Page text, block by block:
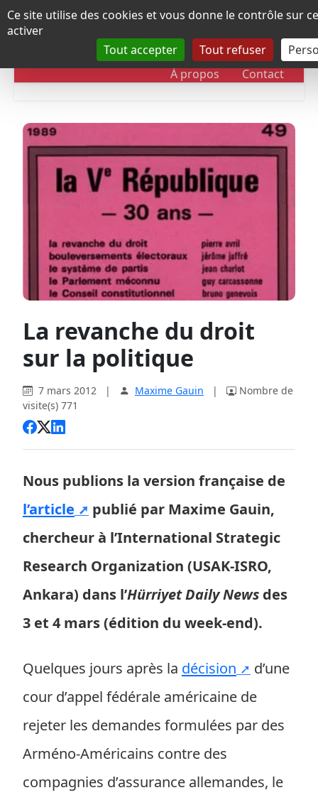
Panneau de gestion des cookies
Ce site utilise des cookies et vous donne le contrôle sur
activer
Tout accepter
Tout refuser
DOSSIERS CHRONOLOGIE
À propos Contact
La revanche du droit
sur la politique
7 mars 2012 | Maxime Gauin |
Nombre de
visite(s) 771
Nous publions la version française de
l’article
publié par Maxime Gauin,
chercheur à l’International Strategic
Research Organization (USAK-ISRO,
Ankara) dans l’Hürriyet Daily News des
3 et 4 mars (édition du week-end).
Quelques jours après la décision
d’une
cour d’appel fédérale américaine de
rejeter les demandes formulées par des
Arméno-Américains contre des
compagnies d’assurance allemandes, le